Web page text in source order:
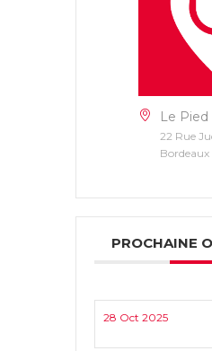
Le Pied
22 Rue
Bordeaux
PROCHAINE
28 Oct 2025